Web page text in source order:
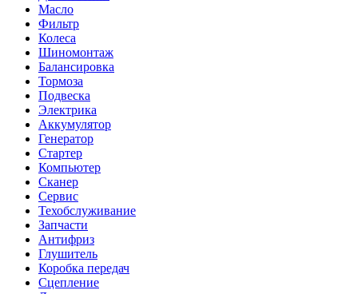
Масло
Фильтр
Колеса
Шиномонтаж
Балансировка
Тормоза
Подвеска
Электрика
Аккумулятор
Генератор
Стартер
Компьютер
Сканер
Сервис
Техобслуживание
Запчасти
Антифриз
Глушитель
Коробка передач
Сцепление